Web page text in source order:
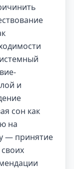
и
сон как
на
— принятие